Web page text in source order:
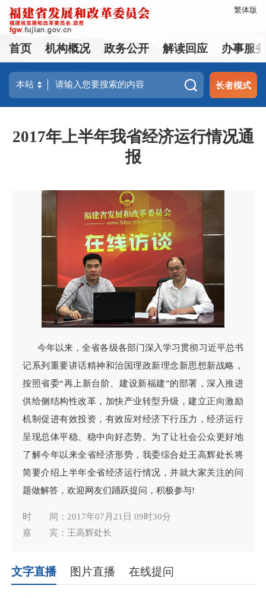
繁体版
首页 机构概况 政务公开 解读回应 办事服
长者模式
2017年上半年我省经济运行情况通
报
今年以来，全省各级各部门深入学习贯彻习近平总书
记系列重要讲话精神和治国理政新理念新思想新战略，
按照省委“再上新台阶、建设新福建”的部署，深入推进
供给侧结构性改革，加快产业转型升级，建立正向激励
机制促进有效投资，有效应对经济下行压力，经济运行
呈现总体平稳、稳中向好态势。为了让社会公众更好地
了解今年以来全省经济形势，我委综合处王高辉处长将
简要介绍上半年全省经济运行情况，并就大家关注的问
题做解答，欢迎网友们踊跃提问，积极参与!
时 间：2017年07月21日 09时30分
嘉 宾：王高辉处长
文字直播 图片直播 在线提问